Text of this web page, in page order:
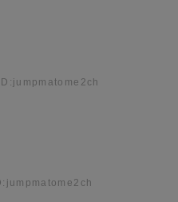
ID:jumpmatome2ch